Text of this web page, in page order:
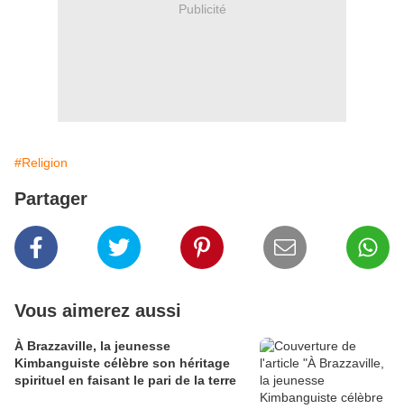
Publicité
#Religion
Partager
Vous aimerez aussi
À Brazzaville, la jeunesse
Kimbanguiste célèbre son héritage
spirituel en faisant le pari de la terre